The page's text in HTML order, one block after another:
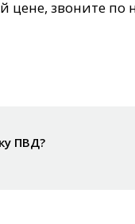
цене, звоните по
ПВД?